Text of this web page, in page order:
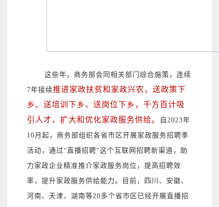
这些年，商务部会同相关部门综合施策，连续
7年接续推进家政扶贫和家政兴农，送政策下
乡、送培训下乡、送岗位下乡，千方百计吸
引人才，扩大和优化家政服务供给。
自2023年
10月起，商务部组织各省市区开展家政服务招聘季
活动，通过“直播招聘”这个互联网招聘新渠道，助
力家政企业精准推介家政服务岗位，提高招聘效
率，提升家政服务供给能力。目前，四川、安徽、
河南、天津、湖南等20多个省市区已经开展直播招